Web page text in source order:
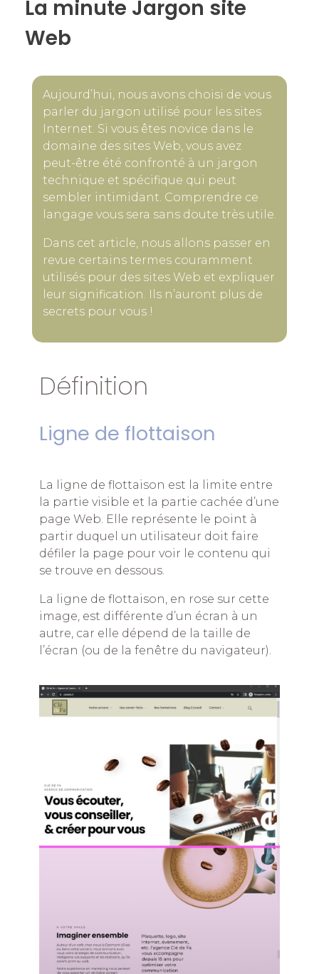
La minute Jargon site
Web
Aujourd’hui, nous avons choisi de vous
parler du jargon utilisé pour les sites
Internet. Si vous êtes novice dans le
domaine des sites Web, vous avez
peut-être été confronté à un jargon
technique et spécifique qui peut
sembler intimidant. Comprendre ce
langage vous sera sans doute très utile.
Dans cet article, nous allons passer en
revue certains termes couramment
utilisés pour des sites Web et expliquer
leur signification. Ils n’auront plus de
secrets pour vous !
Définition
Ligne de flottaison
La ligne de flottaison est la limite entre
la partie visible et la partie cachée d’une
page Web. Elle représente le point à
partir duquel un utilisateur doit faire
défiler la page pour voir le contenu qui
se trouve en dessous.
La ligne de flottaison, en rose sur cette
image, est différente d’un écran à un
autre, car elle dépend de la taille de
l’écran (ou de la fenêtre du navigateur).